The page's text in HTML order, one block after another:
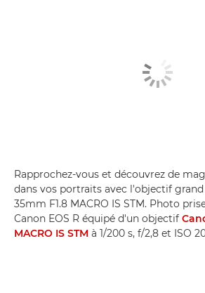
Rapprochez-vous et découvrez de
dans vos portraits avec l'objectif grand
35mm F1.8 MACRO IS STM. Photo
Canon EOS R équipé d'un objectif
MACRO IS STM à 1/200 s, f/2,8 et ISO